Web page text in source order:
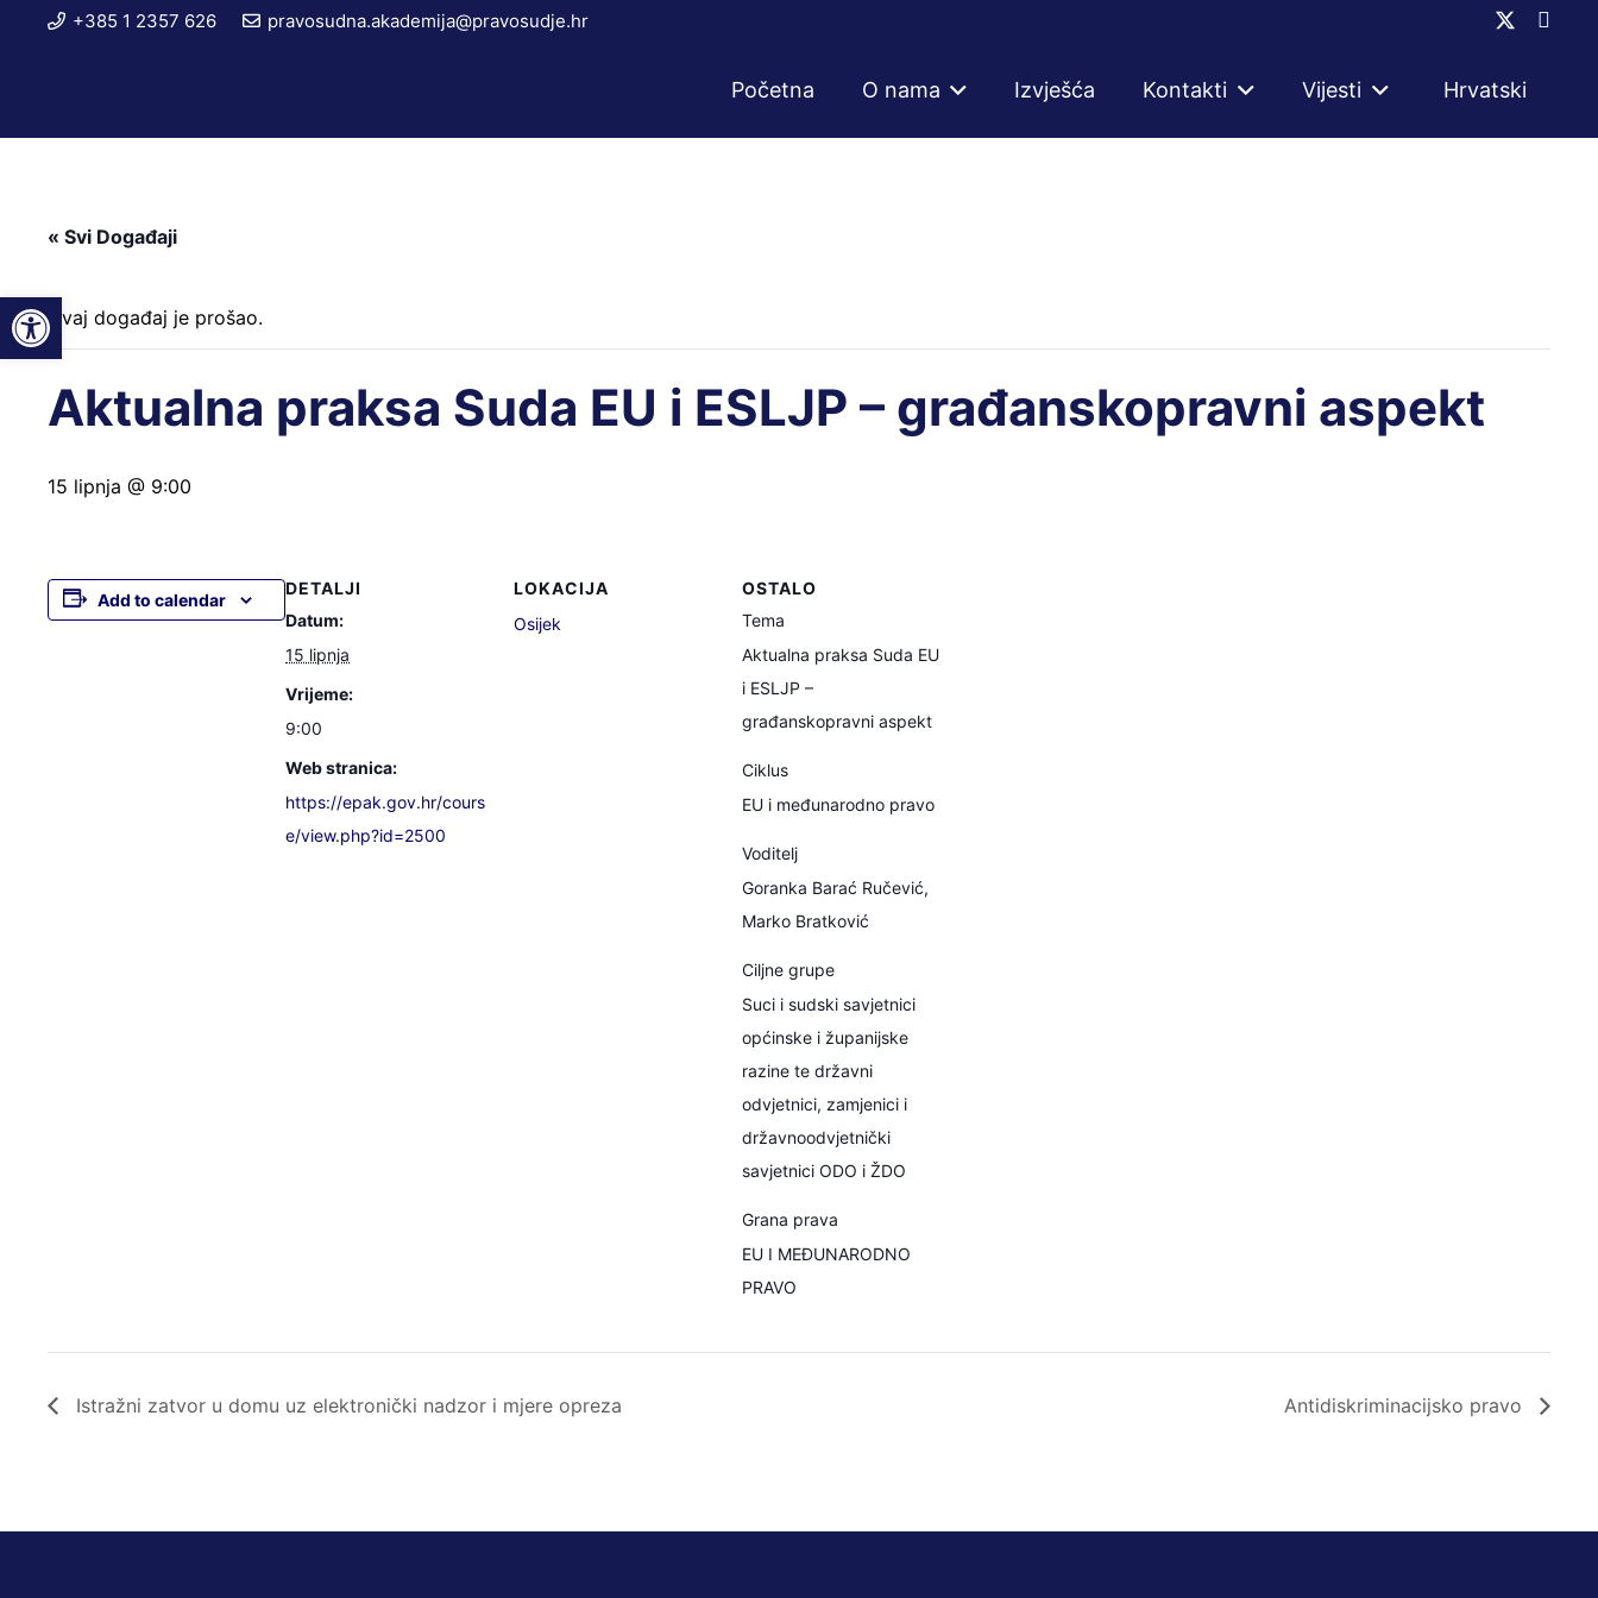
+385 1 2357 626 pravosudna.akademija@pravosudje.hr
Početna O nama Izvješća Kontakti Vijesti Hrvatski
« Svi Događaji
Ovaj događaj je prošao.
Aktualna praksa Suda EU i ESLJP – građanskopravni aspekt
15 lipnja @ 9:00
Add to calendar
DETALJI
Datum:
15 lipnja
Vrijeme:
9:00
Web stranica:
https://epak.gov.hr/cours
e/view.php?id=2500
LOKACIJA
Osijek
OSTALO
Tema
Aktualna praksa Suda EU
i ESLJP –
građanskopravni aspekt
Ciklus
EU i međunarodno pravo
Voditelj
Goranka Barać Ručević,
Marko Bratković
Ciljne grupe
Suci i sudski savjetnici
općinske i županijske
razine te državni
odvjetnici, zamjenici i
državnoodvjetnički
savjetnici ODO i ŽDO
Grana prava
EU I MEĐUNARODNO
PRAVO
Istražni zatvor u domu uz elektronički nadzor i mjere opreza Antidiskriminacijsko pravo
Open toolbar